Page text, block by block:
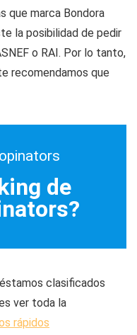
que marca Bondora
la posibilidad de pedir
o RAI. Por lo tanto,
recomendamos que
de
clasificados
ver toda la
rápidos